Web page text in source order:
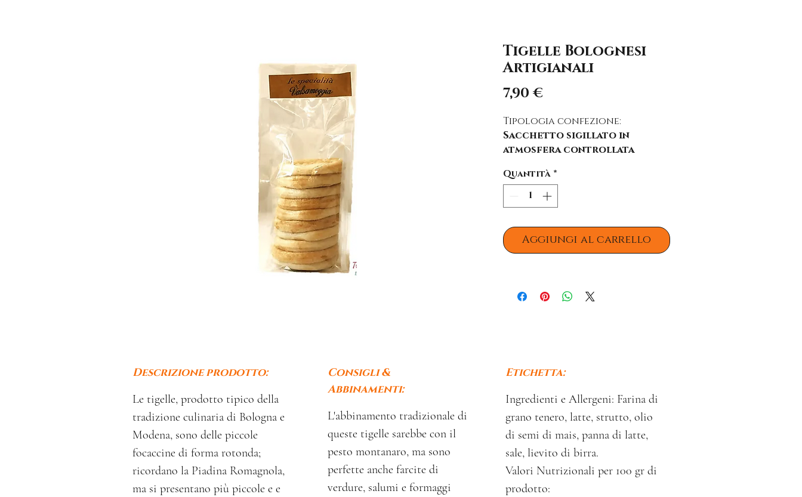
Tigelle Bolognesi
Artigianali
7,90 €Prezzo
Tipologia confezione:
Sacchetto sigillato in
atmosfera controllata
10 tigelle (0,5 Kg)
Quantità *
Aggiungi al carrello
Descrizione prodotto:
Le tigelle, prodotto tipico della
tradizione culinaria di Bologna e
Modena, sono delle piccole
focaccine di forma rotonda;
ricordano la Piadina Romagnola,
ma si presentano più piccole e e
Consigli &
Abbinamenti:
L'abbinamento tradizionale di
queste tigelle sarebbe con il
pesto montanaro, ma sono
perfette anche farcite di
verdure, salumi e formaggi
Etichetta:
Ingredienti e Allergeni: Farina di
grano tenero, latte, strutto, olio
di semi di mais, panna di latte,
sale, lievito di birra.
Valori Nutrizionali per 100 gr di
prodotto: